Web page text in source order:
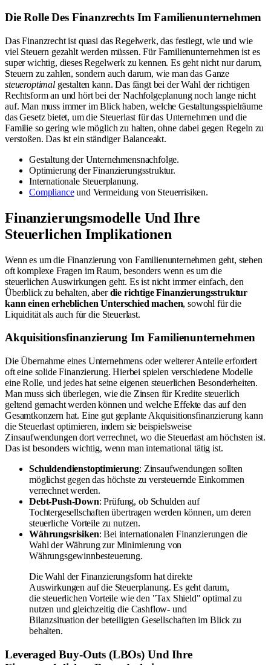
Die Rolle Des Finanzrechts Im Familienunternehmen
Das Finanzrecht ist quasi das Regelwerk, das festlegt, wie und wie
viel Steuern gezahlt werden müssen. Für Familienunternehmen ist es
super wichtig, dieses Regelwerk zu kennen. Es geht nicht nur darum,
Steuern zu zahlen, sondern auch darum, wie man das Ganze
steueroptimalgestalten kann. Das fängt bei der Wahl der richtigen
Rechtsform an und hört bei der Nachfolgeplanung noch lange nicht
auf. Man muss immer im Blick haben, welche Gestaltungsspielräume
das Gesetz bietet, um die Steuerlast für das Unternehmen und die
Familie so gering wie möglich zu halten, ohne dabei gegen Regeln zu
verstoßen. Das ist ein ständiger Balanceakt.
Gestaltung der Unternehmensnachfolge.
Optimierung der Finanzierungsstruktur.
Internationale Steuerplanung.
Complianceund Vermeidung von Steuerrisiken.
Finanzierungsmodelle Und Ihre
Steuerlichen Implikationen
Wenn es um die Finanzierung von Familienunternehmen geht, stehen
oft komplexe Fragen im Raum, besonders wenn es um die
steuerlichen Auswirkungen geht. Es ist nicht immer einfach, den
Überblick zu behalten, aberdie richtige Finanzierungsstruktur
kann einen erheblichen Unterschied machen, sowohl für die
Liquidität als auch für die Steuerlast.
Akquisitionsfinanzierung Im Familienunternehmen
Die Übernahme eines Unternehmens oder weiterer Anteile erfordert
oft eine solide Finanzierung. Hierbei spielen verschiedene Modelle
eine Rolle, und jedes hat seine eigenen steuerlichen Besonderheiten.
Man muss sich überlegen, wie die Zinsen für Kredite steuerlich
geltend gemacht werden können und welche Effekte das auf den
Gesamtkonzern hat. Eine gut geplante Akquisitionsfinanzierung kann
die Steuerlast optimieren, indem sie beispielsweise
Zinsaufwendungen dort verrechnet, wo die Steuerlast am höchsten ist.
Das ist besonders wichtig, wenn man international tätig ist.
Schuldendienstoptimierung: Zinsaufwendungen sollten
möglichst gegen das höchste zu versteuernde Einkommen
verrechnet werden.
Debt-Push-Down: Prüfung, ob Schulden auf
Tochtergesellschaften übertragen werden können, um deren
steuerliche Vorteile zu nutzen.
Währungsrisiken: Bei internationalen Finanzierungen die
Wahl der Währung zur Minimierung von
Währungsgewinnbesteuerung.
Die Wahl der Finanzierungsform hat direkte
Auswirkungen auf die Steuerplanung. Es geht darum,
die steuerlichen Vorteile wie den "Tax Shield" optimal zu
nutzen und gleichzeitig die Cashflow- und
Bilanzsituation der beteiligten Gesellschaften im Blick zu
behalten.
Leveraged Buy-Outs (LBOs) Und Ihre